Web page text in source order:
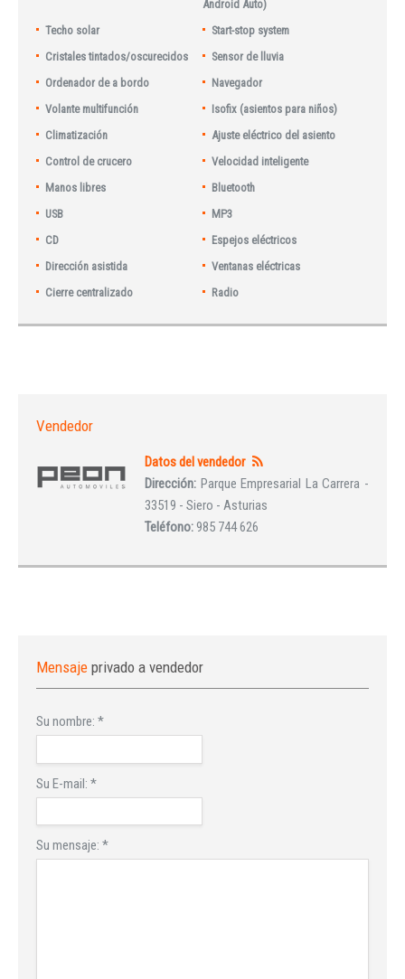
Android Auto)
Techo solar
Start-stop system
Cristales tintados/oscurecidos
Sensor de lluvia
Ordenador de a bordo
Navegador
Volante multifunción
Isofix (asientos para niños)
Climatización
Ajuste eléctrico del asiento
Control de crucero
Velocidad inteligente
Manos libres
Bluetooth
USB
MP3
CD
Espejos eléctricos
Dirección asistida
Ventanas eléctricas
Cierre centralizado
Radio
Vendedor
Datos del vendedor
Dirección: Parque Empresarial La Carrera -
33519 - Siero - Asturias
Teléfono:985 744 626
Mensaje privado a vendedor
Su nombre: *
Su E-mail: *
Su mensaje: *